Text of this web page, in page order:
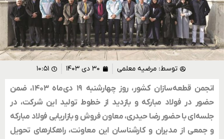
توسط: مرضیه معلمی ۳۰ دی ۱۴۰۳ ۱۰:۵۱
انجمن قطعه‌سازان کشور، روز چهارشنبه ۱۹ دی‌ماه ۱۴۰۳، ضمن
حضور در فولاد مبارکه و بازدید از خطوط تولید این شرکت، در
جلسه‌ای با حضور رضا حیدری، معاون فروش و بازاریابی فولاد مبارکه
و جمعی از مدیران و کارشناسان این معاونت، راهکارهای تحویل